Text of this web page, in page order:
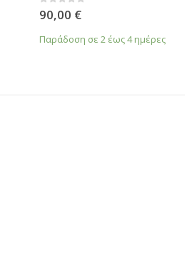
0 από 5
90,00 €
Παράδοση σε 2 έως 4 ημέρες